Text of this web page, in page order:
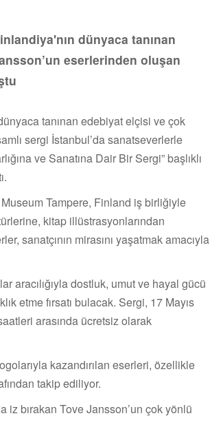
dünyaca tanınan
eserlerinden oluşan
tanınan edebiyat elçisi ve çok
sergi İstanbul’da sanatseverlerle
ve Sanatına Dair Bir Sergi” başlıklı
Tampere, Finland iş birliğiyle
kitap illüstrasyonlarından
sanatçının mirasını yaşatmak amacıyla
aracılığıyla dostluk, umut ve hayal gücü
etme fırsatı bulacak. Sergi, 17 Mayıs
arasında ücretsiz olarak
kazandırılan eserleri, özellikle
takip ediliyor.
iz bırakan Tove Jansson’un çok yönlü